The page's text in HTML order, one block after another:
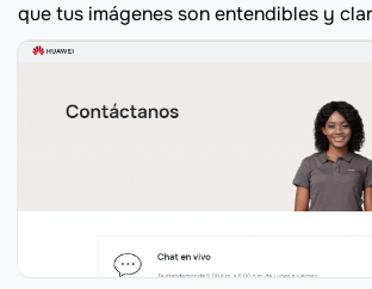
que tus imágenes son entendibles y